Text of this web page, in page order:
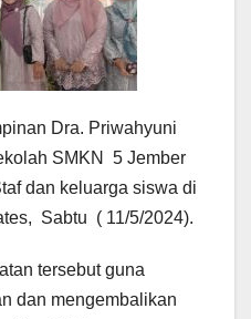
Dra. Priwahyuni
SMKN 5 Jember
dan keluarga siswa di
Sabtu ( 11/5/2024).
tersebut guna
dan mengembalikan